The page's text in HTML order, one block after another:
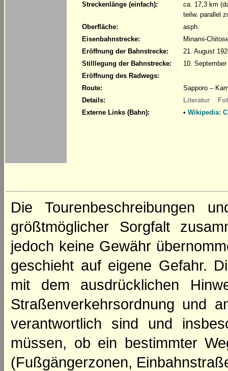
Streckenlänge (einfach):
ca. 17,3 km
teilw. parallel
Oberfläche:
asph.
Eisenbahnstrecke:
Minami-
Eröffnung der Bahnstrecke:
21. August
Stilllegung der Bahnstrecke:
10.
Eröffnung des Radwegs:
Route:
Sapporo –
Details:
Literatur
Externe Links (Bahn):
• Wikipedia:
Die Tourenbeschreibungen
größtmöglicher Sorgfalt
jedoch keine Gewähr
geschieht auf eigene Gefahr.
mit dem ausdrücklichen
Straßenverkehrsordnung und
verantwortlich sind und
müssen, ob ein bestimmter
(Fußgängerzonen,